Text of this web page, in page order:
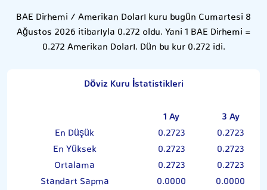
BAE Dirhemi / Amerikan Doları kuru bugün Cumartesi 8
Ağustos 2026 itibarıyla 0.272 oldu. Yani 1 BAE Dirhemi =
0.272 Amerikan Doları. Dün bu kur 0.272 idi.
Döviz Kuru İstatistikleri
1 Ay
3 Ay
En Düşük
0.2723
0.2723
En Yüksek
0.2723
0.2723
Ortalama
0.2723
0.2723
Standart Sapma
0.0000 0.0000